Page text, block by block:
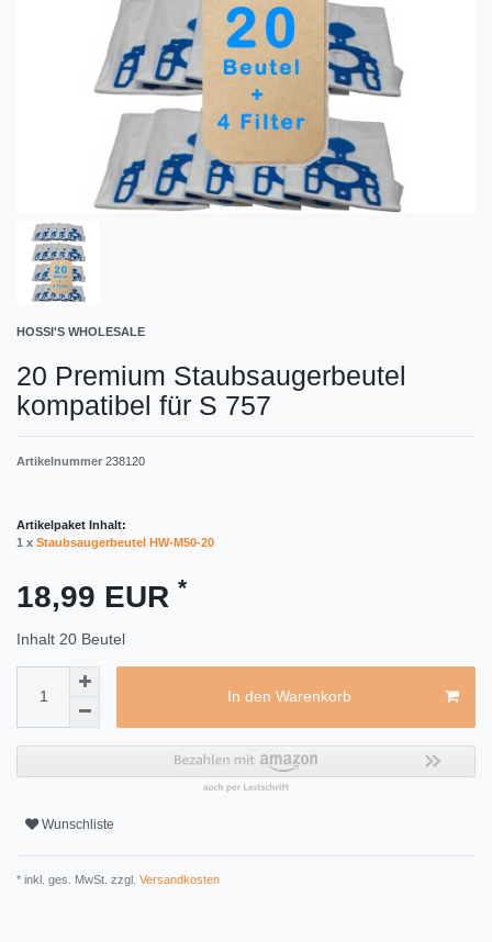
HOSSI'S WHOLESALE
20 Premium Staubsaugerbeutel
kompatibel für S 757
Artikelnummer 238120
Artikelpaket Inhalt:
1 x Staubsaugerbeutel HW-M50-20
18,99 EUR *
Inhalt 20 Beutel
In den Warenkorb
Wunschliste
* inkl. ges. MwSt. zzgl. Versandkosten